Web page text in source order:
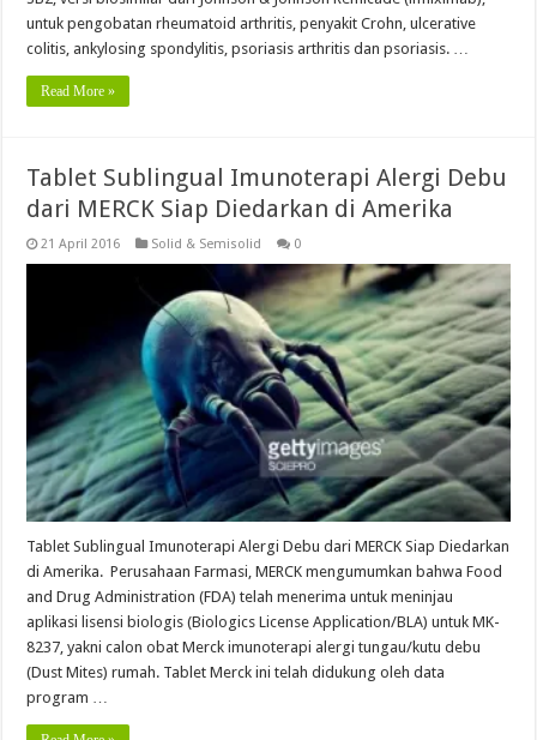
untuk pengobatan rheumatoid arthritis, penyakit Crohn, ulcerative
colitis, ankylosing spondylitis, psoriasis arthritis dan psoriasis. …
Read More »
Tablet Sublingual Imunoterapi Alergi Debu
dari MERCK Siap Diedarkan di Amerika
21 April 2016 Solid & Semisolid 0
Tablet Sublingual Imunoterapi Alergi Debu dari MERCK Siap Diedarkan
di Amerika. Perusahaan Farmasi, MERCK mengumumkan bahwa Food
and Drug Administration (FDA) telah menerima untuk meninjau
aplikasi lisensi biologis (Biologics License Application/BLA) untuk MK-
8237, yakni calon obat Merck imunoterapi alergi tungau/kutu debu
(Dust Mites) rumah. Tablet Merck ini telah didukung oleh data
program …